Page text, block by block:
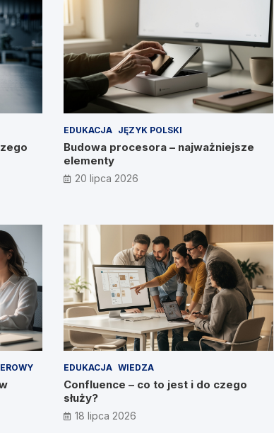
EDUKACJA JĘZYK POLSKI
Budowa procesora – najważniejsze
elementy
20 lipca 2026
EDUKACJA WIEDZA
Confluence – co to jest i do czego
służy?
18 lipca 2026